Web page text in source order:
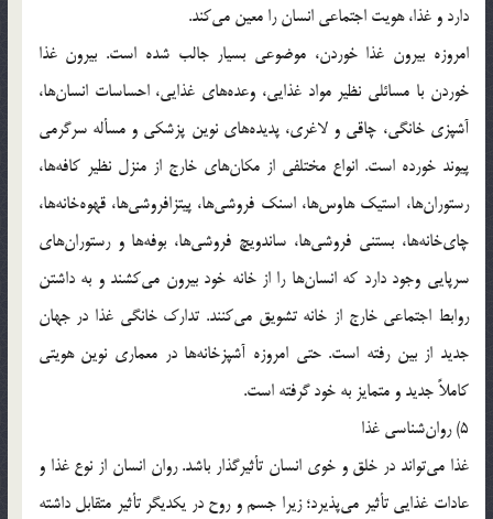
دارد و غذا، هویت اجتماعی انسان را معین می‌کند.
امروزه بیرون غذا خوردن، موضوعی بسیار جالب شده است. بیرون غذا
خوردن با مسائلی نظیر مواد غذایی، وعده‌های غذایی، احساسات انسان‌ها،
آشپزی خانگی، چاقی و لاغری، پدیده‌های نوین پزشکی و مسأله سرگرمی
پیوند خورده است. انواع مختلفی از مکان‌های خارج از منزل نظیر کافه‌ها،
رستوران‌ها، استیک هاوس‌ها، اسنک فروشی‌ها، پیتزافروشی‌ها، قهوه‌خانه‌ها،
چای‌خانه‌ها، بستنی فروشی‌ها، ساندویچ فروشی‌ها، بوفه‌ها و رستوران‌های
سرپایی وجود دارد که انسان‌ها را از خانه خود بیرون می‌کشند و به داشتن
روابط اجتماعی خارج از خانه تشویق می‌کنند. تدارک خانگی غذا در جهان
جدید از بین رفته است. حتی امروزه آشپزخانه‌ها در معماری نوین هویتی
کاملاً جدید و متمایز به خود گرفته است.
5) روان‌شناسی غذا
غذا می‌تواند در خلق و خوی انسان تأثیرگذار باشد. روان انسان از نوع غذا و
عادات غذایی تأثیر می‌پذیرد؛ زیرا جسم و روح در یکدیگر تأثیر متقابل داشته